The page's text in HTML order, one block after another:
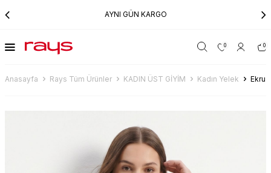
AYNI GÜN KARGO
0 0
Anasayfa Rays Tüm Ürünler KADIN ÜST GİYİM Kadın Yelek Ekru